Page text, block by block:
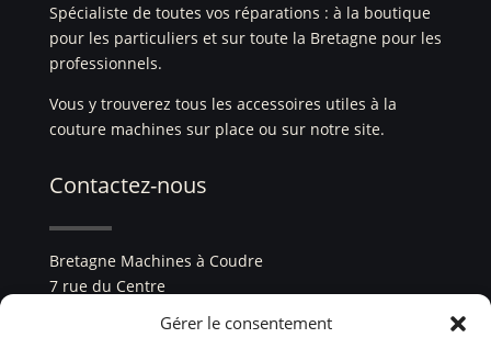
Gérer le consentement
Spécialiste de toutes vos réparations : à la boutique
pour les particuliers et sur toute la Bretagne pour les
professionnels.
Vous y trouverez tous les accessoires utiles à la
couture machines sur place ou sur notre site.
Contactez-nous
Bretagne Machines à Coudre
7 rue du Centre